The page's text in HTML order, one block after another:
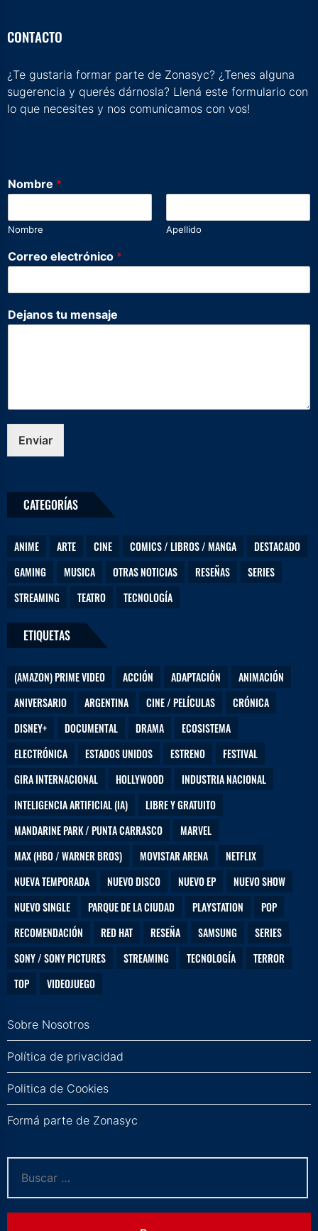
CONTACTO
¿Te gustaria formar parte de Zonasyc? ¿Tenes alguna
sugerencia y querés dárnosla? Llená este formulario con
lo que necesites y nos comunicamos con vos!
Nombre *
Nombre Apellido
Correo electrónico *
N
o
o
r
Dejanos tu mensaje
Enviar
CATEGORÍAS
ANIME ARTE CINE COMICS / LIBROS / MANGA
DESTACADO
GAMING
MUSICA OTRAS NOTICIAS RESEÑAS
SERIES
STREAMING
TEATRO TECNOLOGÍA
ETIQUETAS
(AMAZON) PRIME VIDEO ACCIÓN ADAPTACIÓN
ANIMACIÓN
ANIVERSARIO
ARGENTINA CINE / PELÍCULAS
CRÓNICA
DISNEY+
DOCUMENTAL DRAMA
ECOSISTEMA
ELECTRÓNICA
ESTADOS UNIDOS ESTRENO
FESTIVAL
GIRA INTERNACIONAL
HOLLYWOOD
INDUSTRIA NACIONAL
INTELIGENCIA ARTIFICIAL (IA)
LIBRE Y GRATUITO
MANDARINE PARK / PUNTA CARRASCO
MARVEL
MAX (HBO / WARNER BROS)
MOVISTAR ARENA
NETFLIX
NUEVA TEMPORADA
NUEVO DISCO NUEVO EP
NUEVO SHOW
NUEVO SINGLE
PARQUE DE LA CIUDAD PLAYSTATION
POP
RECOMENDACIÓN
RED HAT RESEÑA SAMSUNG
SERIES
SONY / SONY PICTURES
STREAMING TECNOLOGÍA
TERROR
TOP
VIDEOJUEGO
Sobre Nosotros
Política de privacidad
Politica de Cookies
Formá parte de Zonasyc